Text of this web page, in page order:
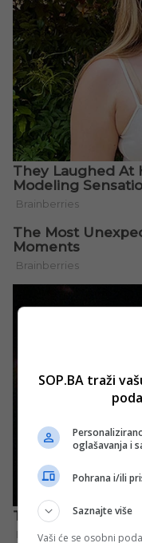
SOP.BA traži
oglašavanja i
Pohrana i/ili
Saznajte više
Vaši će se osobni